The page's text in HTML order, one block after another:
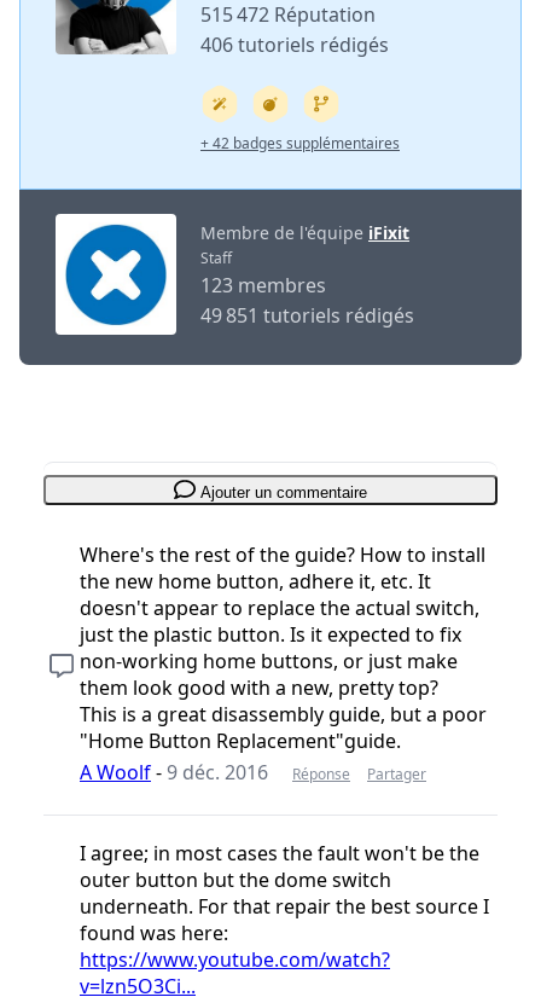
515 472 Réputation
406 tutoriels rédigés
+ 42 badges supplémentaires
Membre de l'équipe iFixit
Staff
123 membres
49 851 tutoriels rédigés
Ajouter un commentaire
Where's the rest of the guide? How to install
the new home button, adhere it, etc. It
doesn't appear to replace the actual switch,
just the plastic button. Is it expected to fix
non-working home buttons, or just make
them look good with a new, pretty top?
This is a great disassembly guide, but a poor
"Home Button Replacement"guide.
A Woolf-9 déc. 2016 Réponse Partager
I agree; in most cases the fault won't be the
outer button but the dome switch
underneath. For that repair the best source I
found was here:
https://www.youtube.com/watch?
v=lzn5O3Ci...